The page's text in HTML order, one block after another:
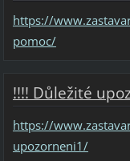
https://
pomoc/
!!!! Důležité
https://
upozorneni1/